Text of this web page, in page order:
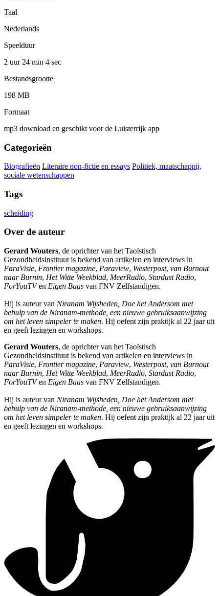
Taal
Nederlands
Speelduur
2 uur 24 min 4 sec
Bestandsgrootte
198 MB
Formaat
mp3 download en geschikt voor de Luisterrijk app
Categorieën
Biografieën Literaire non-fictie en essays Politiek, maatschappij,
sociale wetenschappen
Tags
scheiding
Over de auteur
Gerard Wouters, de oprichter van het Taoïstisch
Gezondheidsinstituut is bekend van artikelen en interviews in
ParaVisie, Frontier magazine, Paraview, Westerpost, van Burnout
naar Burnin, Het Witte Weekblad, MeerRadio, Stardust Radio,
ForYouTVen Eigen Baas van FNV Zelfstandigen.
Hij is auteur van Niranam Wijsheden, Doe het Andersom met
behulp van de Niranam-methode, een nieuwe gebruiksaanwijzing
om het leven simpeler te maken. Hij oefent zijn praktijk al 22 jaar uit
en geeft lezingen en workshops.
Gerard Wouters, de oprichter van het Taoïstisch
Gezondheidsinstituut is bekend van artikelen en interviews in
ParaVisie, Frontier magazine, Paraview, Westerpost, van Burnout
naar Burnin, Het Witte Weekblad, MeerRadio, Stardust Radio,
ForYouTVen Eigen Baas van FNV Zelfstandigen.
Hij is auteur van Niranam Wijsheden, Doe het Andersom met
behulp van de Niranam-methode, een nieuwe gebruiksaanwijzing
om het leven simpeler te maken. Hij oefent zijn praktijk al 22 jaar uit
en geeft lezingen en workshops.